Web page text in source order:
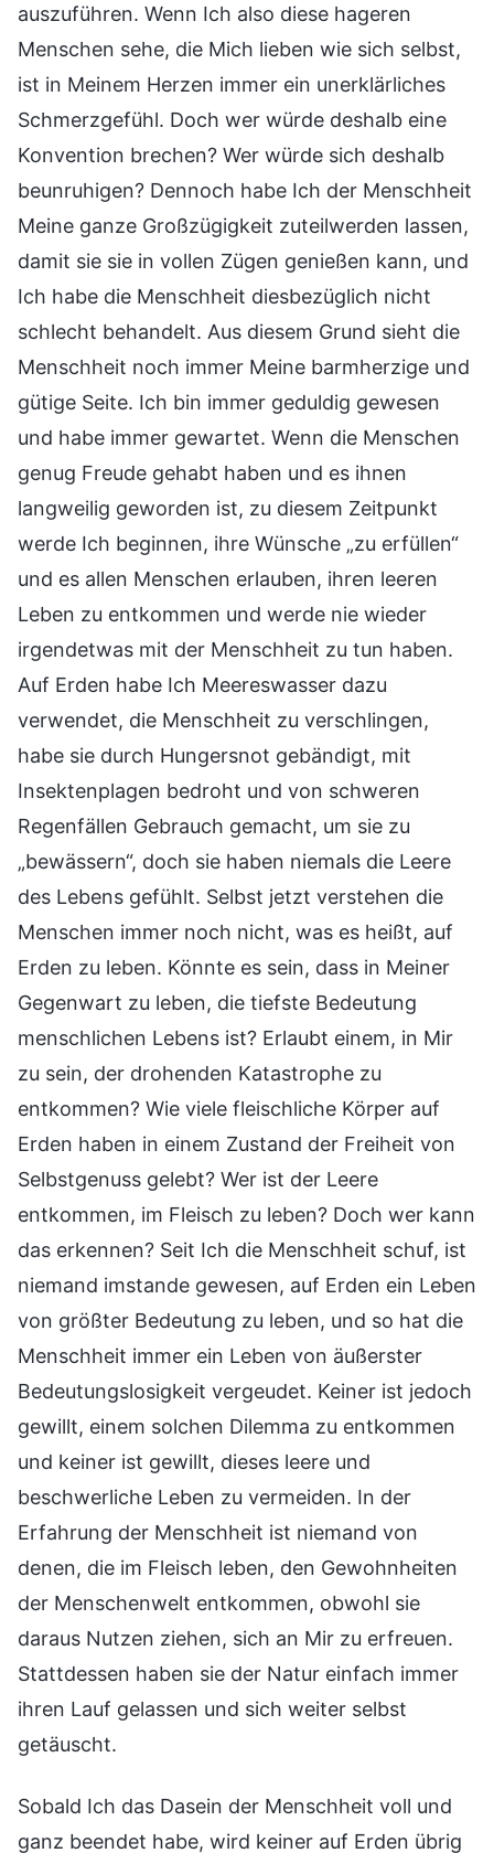
auszuführen. Wenn Ich also diese hageren
Menschen sehe, die Mich lieben wie sich selbst,
ist in Meinem Herzen immer ein unerklärliches
Schmerzgefühl. Doch wer würde deshalb eine
Konvention brechen? Wer würde sich deshalb
beunruhigen? Dennoch habe Ich der Menschheit
Meine ganze Großzügigkeit zuteilwerden lassen,
damit sie sie in vollen Zügen genießen kann, und
Ich habe die Menschheit diesbezüglich nicht
schlecht behandelt. Aus diesem Grund sieht die
Menschheit noch immer Meine barmherzige und
gütige Seite. Ich bin immer geduldig gewesen
und habe immer gewartet. Wenn die Menschen
genug Freude gehabt haben und es ihnen
langweilig geworden ist, zu diesem Zeitpunkt
werde Ich beginnen, ihre Wünsche „zu erfüllen“
und es allen Menschen erlauben, ihren leeren
Leben zu entkommen und werde nie wieder
irgendetwas mit der Menschheit zu tun haben.
Auf Erden habe Ich Meereswasser dazu
verwendet, die Menschheit zu verschlingen,
habe sie durch Hungersnot gebändigt, mit
Insektenplagen bedroht und von schweren
Regenfällen Gebrauch gemacht, um sie zu
„bewässern“, doch sie haben niemals die Leere
des Lebens gefühlt. Selbst jetzt verstehen die
Menschen immer noch nicht, was es heißt, auf
Erden zu leben. Könnte es sein, dass in Meiner
Gegenwart zu leben, die tiefste Bedeutung
menschlichen Lebens ist? Erlaubt einem, in Mir
zu sein, der drohenden Katastrophe zu
entkommen? Wie viele fleischliche Körper auf
Erden haben in einem Zustand der Freiheit von
Selbstgenuss gelebt? Wer ist der Leere
entkommen, im Fleisch zu leben? Doch wer kann
das erkennen? Seit Ich die Menschheit schuf, ist
niemand imstande gewesen, auf Erden ein Leben
von größter Bedeutung zu leben, und so hat die
Menschheit immer ein Leben von äußerster
Bedeutungslosigkeit vergeudet. Keiner ist jedoch
gewillt, einem solchen Dilemma zu entkommen
und keiner ist gewillt, dieses leere und
beschwerliche Leben zu vermeiden. In der
Erfahrung der Menschheit ist niemand von
denen, die im Fleisch leben, den Gewohnheiten
der Menschenwelt entkommen, obwohl sie
daraus Nutzen ziehen, sich an Mir zu erfreuen.
Stattdessen haben sie der Natur einfach immer
ihren Lauf gelassen und sich weiter selbst
getäuscht.
Sobald Ich das Dasein der Menschheit voll und
ganz beendet habe, wird keiner auf Erden übrig